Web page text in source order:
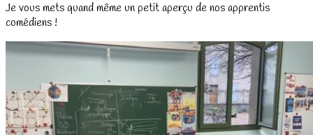
Je vous mets quand même un petit aperçu de nos apprentis
comédiens !